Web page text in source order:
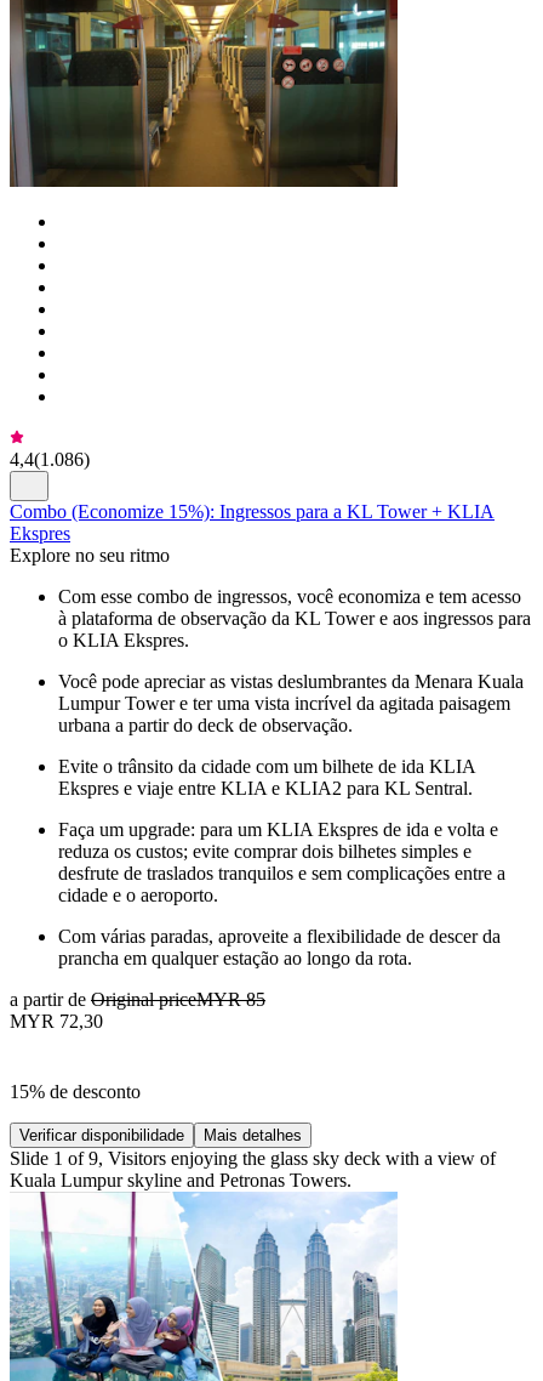
4,4(1.086)
Combo (Economize 15%): Ingressos para a KL Tower + KLIA
Ekspres
Explore no seu ritmo
Com esse combo de ingressos, você economiza e tem acesso
à plataforma de observação da KL Tower e aos ingressos para
o KLIA Ekspres.
Você pode apreciar as vistas deslumbrantes da Menara Kuala
Lumpur Tower e ter uma vista incrível da agitada paisagem
urbana a partir do deck de observação.
Evite o trânsito da cidade com um bilhete de ida KLIA
Ekspres e viaje entre KLIA e KLIA2 para KL Sentral.
Faça um upgrade: para um KLIA Ekspres de ida e volta e
reduza os custos; evite comprar dois bilhetes simples e
desfrute de traslados tranquilos e sem complicações entre a
cidade e o aeroporto.
Com várias paradas, aproveite a flexibilidade de descer da
prancha em qualquer estação ao longo da rota.
a partir de Original priceMYR 85
MYR 72,30
15% de desconto
Verificar disponibilidade Mais detalhes
Slide 1 of 9, Visitors enjoying the glass sky deck with a view of
Kuala Lumpur skyline and Petronas Towers.